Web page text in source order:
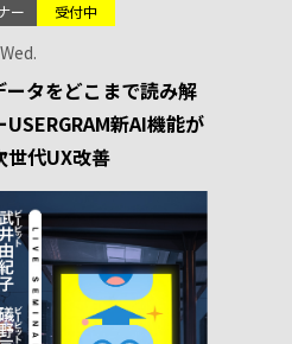
ー 受付中
ータをどこまで読み解
新AI機能が
世代UX改善